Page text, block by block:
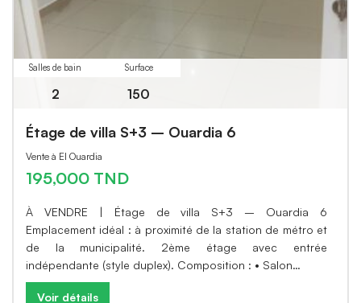
Salles de bain
2
Surface
150
Étage de villa S+3 – Ouardia 6
Vente à El Ouardia
195,000 TND
À VENDRE | Étage de villa S+3 – Ouardia 6
Emplacement idéal : à proximité de la station de métro et
de la municipalité. 2ème étage avec entrée
indépendante (style duplex). Composition : • Salon…
Voir détails